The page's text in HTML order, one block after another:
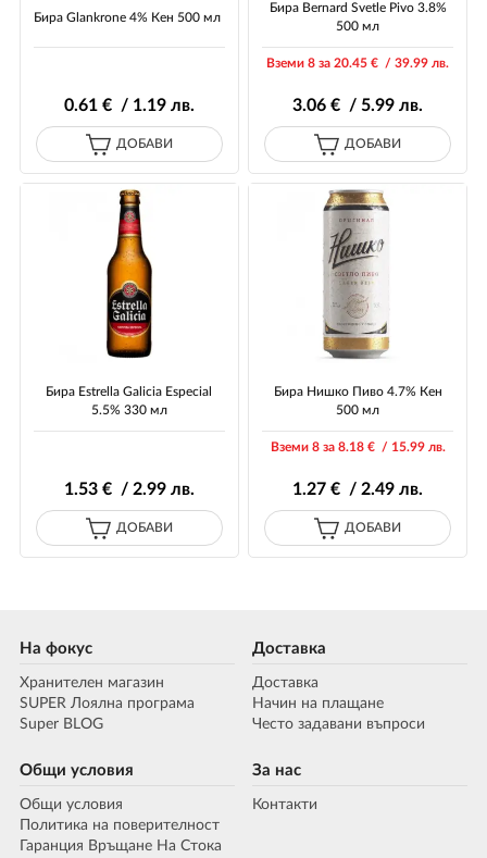
Бира Glankrone 4% Кен 500 мл
0.61€ / 1.19лв.
ДОБАВИ
Бира Bernard Svetle Pivo 3.8%
500 мл
Вземи 8 за 20.45 € / 39.99 лв.
3.06 € / 5.99 лв.
ДОБАВИ
Бира Estrella Galicia Especial
5.5% 330 мл
1.53€ / 2.99лв.
ДОБАВИ
Бира Нишко Пиво 4.7% Кен
500 мл
Вземи 8 за 8.18€ / 15.99лв.
1.27 € / 2.49 лв.
ДОБАВИ
На фокус
Хранителен магазин
SUPER Лоялна програма
Super BLOG
Доставка
Доставка
Начин на плащане
Често задавани въпроси
Общи условия
Общи условия
Политика на поверителност
Гаранция Връщане На Стока
За нас
Контакти